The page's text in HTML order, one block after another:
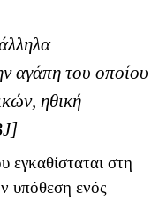
αγάπη του οποίου
ηθική
J]
εγκαθίσταται στη
υπόθεση ενός